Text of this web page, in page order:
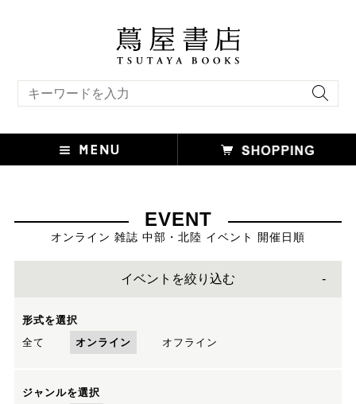
EVENT
オンライン 雑誌 中部・北陸 イベント 開催日順
イベントを絞り込む
形式を選択
全て
オンライン オフライン
ジャンルを選択